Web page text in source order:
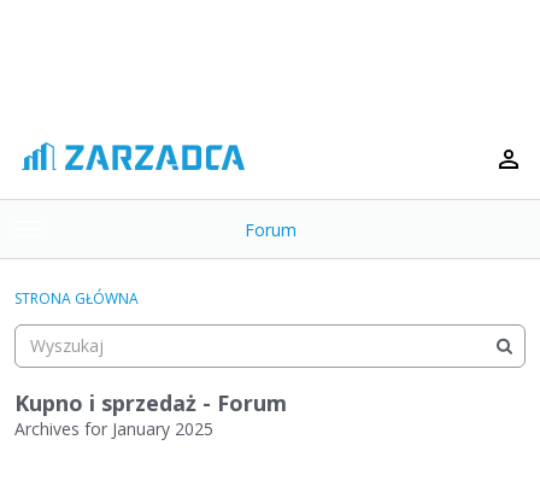
o
g
e
m
e
n
Forum
Kategorie
Dyskusje
Aktywność
STRONA GŁÓWNA
Kupno i sprzedaż - Forum
Archives for January 2025